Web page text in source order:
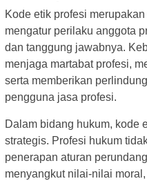
Kode etik profesi
mengatur perilaku anggota
dan tanggung jawabnya.
menjaga martabat profesi,
serta memberikan
pengguna jasa profesi.
Dalam bidang hukum, kode
strategis. Profesi hukum
penerapan aturan
menyangkut nilai-nilai